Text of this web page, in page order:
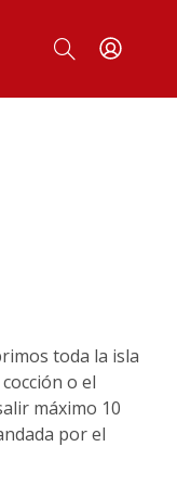
toda la isla
o el
máximo 10
por el